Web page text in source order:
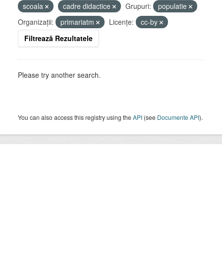
scoala
cadre didactice Grupuri:
populatie
Organizații:
primariatm Licenţe:
cc-by
Filtrează Rezultatele
Please try another search.
You can also access this registry using theAPI (see Documente API).